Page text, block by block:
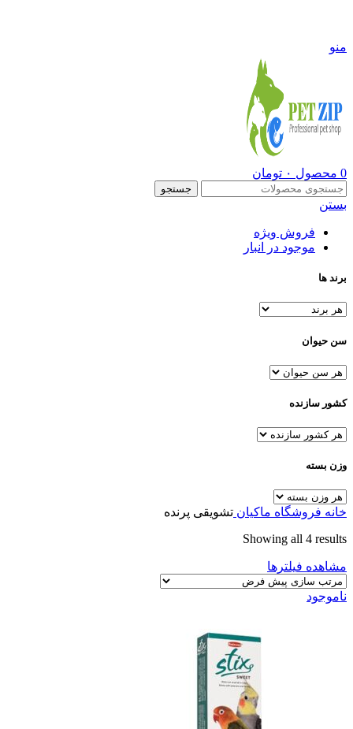
منو
0 محصول ۰ تومان
جستجو
بستن
فروش ویژه
موجود در انبار
برند ها
سن حیوان
کشور سازنده
وزن بسته
خانه فروشگاه ماکیان تشویقی پرنده
Showing all 4 results
مشاهده فیلترها
ناموجود